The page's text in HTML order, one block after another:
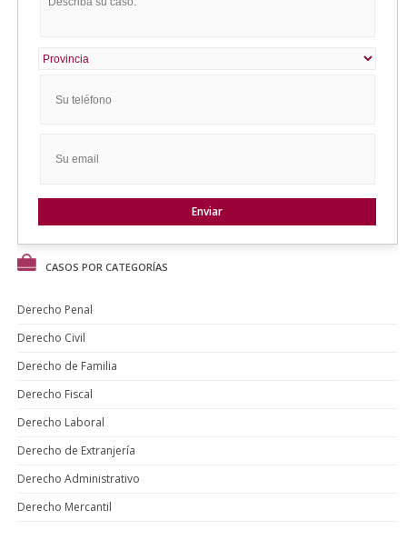
CASOS POR CATEGORÍAS
Derecho Penal
Derecho Civil
Derecho de Familia
Derecho Fiscal
Derecho Laboral
Derecho de Extranjería
Derecho Administrativo
Derecho Mercantil